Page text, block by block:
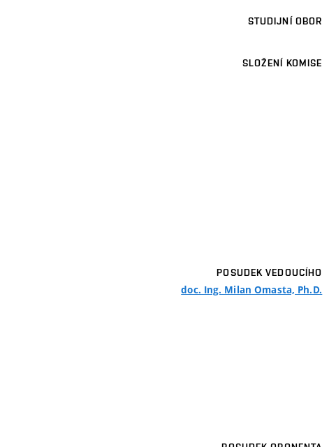
STUDIJNÍ OBOR
SLOŽENÍ KOMISE
POSUDEK VEDOUCÍHO
doc. Ing. Milan Omasta, Ph.D.